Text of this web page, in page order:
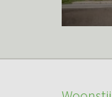
e
e